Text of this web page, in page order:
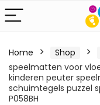
Home Shop
speelmatten voor
kinderen peuter
schuimtegels puzzel
P058BH